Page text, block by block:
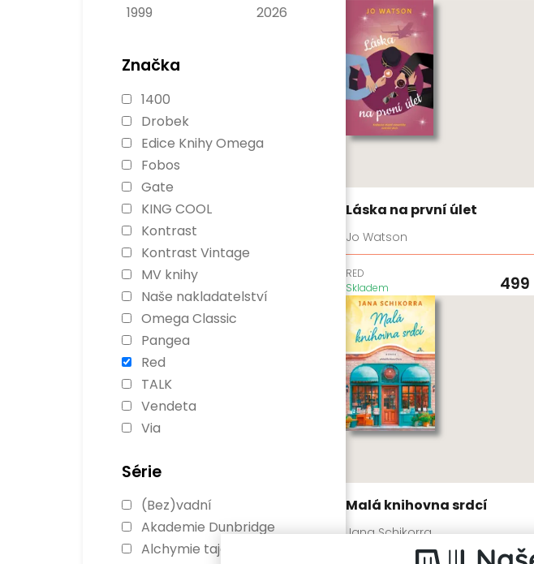
1999 2026
Značka
1400
Drobek
Edice Knihy Omega
Fobos
Gate
KING COOL
Kontrast
Kontrast Vintage
MV knihy
Naše nakladatelství
Omega Classic
Pangea
Red
TALK
Vendeta
Via
Série
(Bez)vadní
Akademie Dunbridge
Alchymie tajemství
Láska na první úlet
Jo Watson
RED
Skladem
499
Malá knihovna srdcí
Jana Schikorra